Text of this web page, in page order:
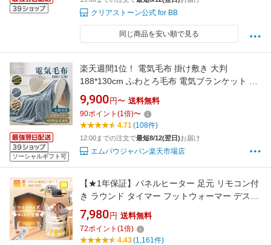
クリアストーン公式 for BB
同じ商品を安い順で見る
ソーシャルギフト可
楽天週間1位！ 電気毛布 掛け敷き 大判
188*130cm ふわとろ毛布 電気ブランケット 膝
掛け EPEIOS 12時間 タイマー付き 9段階温度
抗菌防臭 ダニ退治 自動電源オフ 丸洗い 電気ひ
ざ掛け 省エネ 柔らかい
9,900 円〜 送料無料
90ポイント (1 倍)〜
4.71 (108件)
12:00までの注文で最短8/12(翌日)お届け
エムパウジャパン楽天市場店
【★1年保証】パネルヒーター 足元 リモコン付
き ラウンド タイマー フットウォーマー デスク
下 足元 ヒーター 折りたたみ こたつ フットヒー
ター ワイド オフィス 電気足温器 省エネ トイレ
暖房器具 PSE ペット
7,980 円 送料無料
72ポイント (1 倍)
4.43(1,161件)